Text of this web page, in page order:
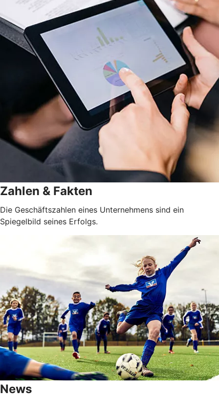
Zahlen & Fakten
Die Geschäftszahlen eines Unternehmens sind ein
Spiegelbild seines Erfolgs.
News